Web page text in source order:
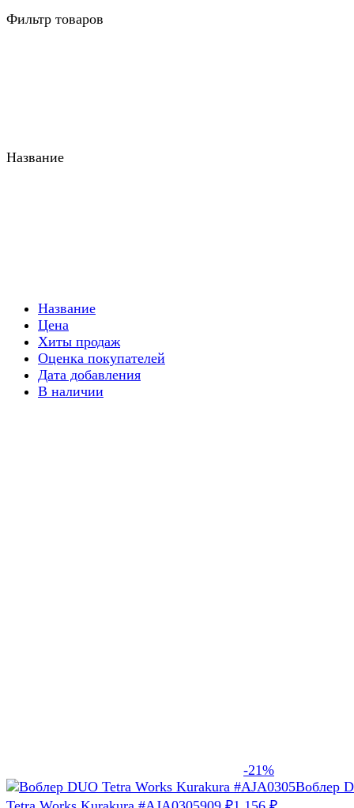
Фильтр товаров
Название
Название
Цена
Хиты продаж
Оценка покупателей
Дата добавления
В наличии
-21%
Воблер